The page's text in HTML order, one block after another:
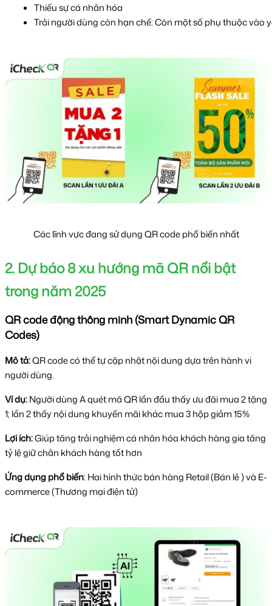
Thiếu sự cá nhân hóa
Trải người dùng còn hạn chế: Còn một số phụ thuộc vào
Các lĩnh vực đang sử dụng QR code phổ biến nhất
2. Dự báo 8 xu hướng mã QR nổi bật
trong năm 2025
QR code động thông minh (Smart Dynamic QR
Codes)
Mô tả:QR code có thể tự cập nhật nội dung dựa trên hành vi
người dùng.
Ví dụ:Người dùng A quét mã QR lần đầu thấy ưu đãi mua 2 tặng
1; lần 2 thấy nội dung khuyến mãi khác mua 3 hộp giảm 15%
Lợi ích:Giúp tăng trải nghiệm cá nhân hóa khách hàng gia tăng
tỷ lệ giữ chân khách hàng tốt hơn
Ứng dụng phổ biến: Hai hình thức bán hàng Retail (Bán lẻ ) và E-
commerce (Thương mại điện tử)